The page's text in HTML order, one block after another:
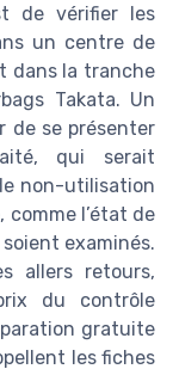
de vérifier les
un centre de
dans la tranche
Takata. Un
de se présenter
qui serait
non-utilisation
l’état de
examinés.
allers retours,
du contrôle
gratuite
les fiches